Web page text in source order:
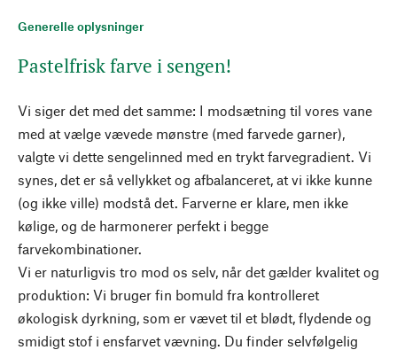
Generelle oplysninger
Pastelfrisk farve i sengen!
Vi siger det med det samme: I modsætning til vores vane
med at vælge vævede mønstre (med farvede garner),
valgte vi dette sengelinned med en trykt farvegradient. Vi
synes, det er så vellykket og afbalanceret, at vi ikke kunne
(og ikke ville) modstå det. Farverne er klare, men ikke
kølige, og de harmonerer perfekt i begge
farvekombinationer.
Vi er naturligvis tro mod os selv, når det gælder kvalitet og
produktion: Vi bruger fin bomuld fra kontrolleret
økologisk dyrkning, som er vævet til et blødt, flydende og
smidigt stof i ensfarvet vævning. Du finder selvfølgelig